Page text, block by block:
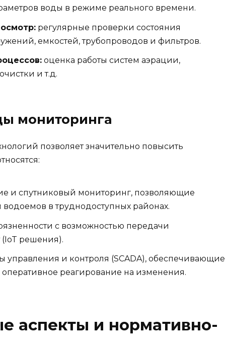
воды в режиме реального времени.
регулярные проверки состояния
емкостей, трубопроводов и фильтров.
оценка работы систем аэрации,
и т.д.
мониторинга
позволяет значительно повысить
и спутниковый мониторинг, позволяющие
в труднодоступных районах.
с возможностью передачи
решения).
управления и контроля (SCADA), обеспечивающие
реагирование на изменения.
аспекты и нормативно-